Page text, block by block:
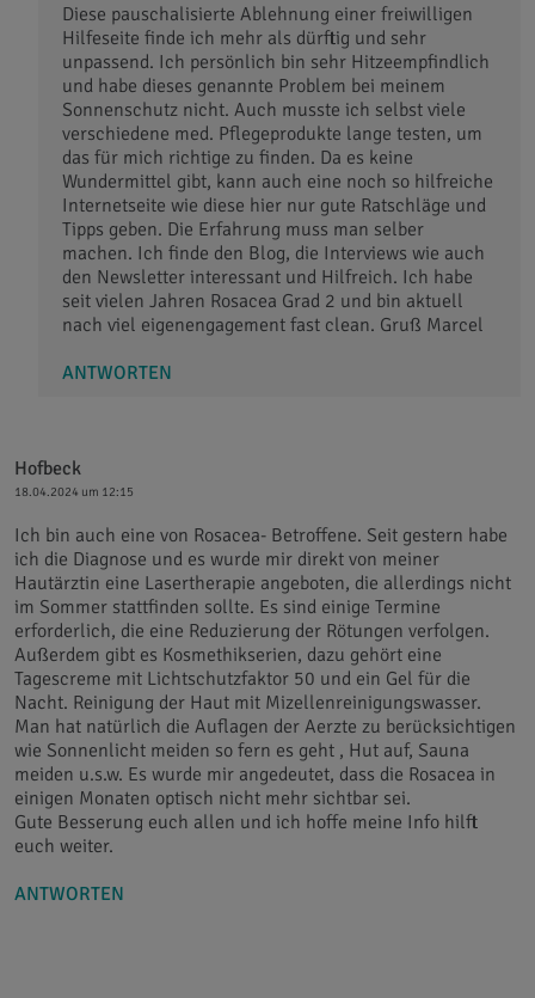
Diese pauschalisierte Ablehnung einer freiwilligen
Hilfeseite finde ich mehr als dürftig und sehr
unpassend. Ich persönlich bin sehr Hitzeempfindlich
und habe dieses genannte Problem bei meinem
Sonnenschutz nicht. Auch musste ich selbst viele
verschiedene med. Pflegeprodukte lange testen, um
das für mich richtige zu finden. Da es keine
Wundermittel gibt, kann auch eine noch so hilfreiche
Internetseite wie diese hier nur gute Ratschläge und
Tipps geben. Die Erfahrung muss man selber
machen. Ich finde den Blog, die Interviews wie auch
den Newsletter interessant und Hilfreich. Ich habe
seit vielen Jahren Rosacea Grad 2 und bin aktuell
nach viel eigenengagement fast clean. Gruß Marcel
ANTWORTEN
Hofbeck
18.04.2024 um 12:15
Ich bin auch eine von Rosacea- Betroffene. Seit gestern habe
ich die Diagnose und es wurde mir direkt von meiner
Hautärztin eine Lasertherapie angeboten, die allerdings nicht
im Sommer stattfinden sollte. Es sind einige Termine
erforderlich, die eine Reduzierung der Rötungen verfolgen.
Außerdem gibt es Kosmethikserien, dazu gehört eine
Tagescreme mit Lichtschutzfaktor 50 und ein Gel für die
Nacht. Reinigung der Haut mit Mizellenreinigungswasser.
Man hat natürlich die Auflagen der Aerzte zu berücksichtigen
wie Sonnenlicht meiden so fern es geht , Hut auf, Sauna
meiden u.s.w. Es wurde mir angedeutet, dass die Rosacea in
einigen Monaten optisch nicht mehr sichtbar sei.
Gute Besserung euch allen und ich hoffe meine Info hilft
euch weiter.
ANTWORTEN